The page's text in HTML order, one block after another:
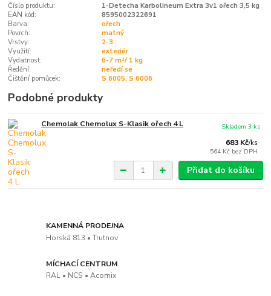
Číslo produktu:
1-Detecha Karbolineum Extra 3v1 ořech 3,5 kg
EAN kód:
8595002322691
Barva:
ořech
Povrch:
matný
Vrstvy:
2-3
Využití:
exteriér
Vydatnost:
6-7 m²/ 1 kg
Ředění:
neředí se
Čištění pomůcek:
S 6005, S 6006
Podobné produkty
Chemolak Chemolux S-Klasik ořech 4 L
683 Kč/ks
564 Kč bez DPH
Skladem 3 ks
Přidat do košíku
KAMENNÁ PRODEJNA
Horská 813 • Trutnov
MÍCHACÍ CENTRUM
RAL • NCS • Acomix